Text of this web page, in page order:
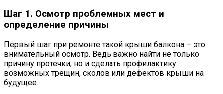
Шаг 1. Осмотр проблемных мест и
определение причины
Первый шаг при ремонте такой крыши балкона – это
внимательный осмотр. Ведь важно найти не только
причину протечки, но и сделать профилактику
возможных трещин, сколов или дефектов крыши на
будущее.